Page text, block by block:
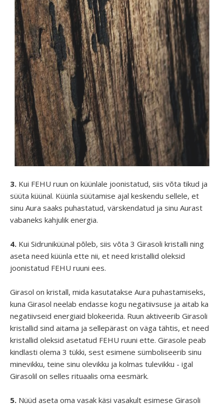
3. Kui FEHU ruun on küünlale joonistatud, siis võta tikud ja
süüta küünal. Küünla süütamise ajal keskendu sellele, et
sinu Aura saaks puhastatud, värskendatud ja sinu Aurast
vabaneks kahjulik energia.
4. Kui Sidruniküünal põleb, siis võta 3 Girasoli kristalli ning
aseta need küünla ette nii, et need kristallid oleksid
joonistatud FEHU ruuni ees.
Girasol on kristall, mida kasutatakse Aura puhastamiseks,
kuna Girasol neelab endasse kogu negatiivsuse ja aitab ka
negatiivseid energiaid blokeerida. Ruun aktiveerib Girasoli
kristallid sind aitama ja sellepärast on väga tähtis, et need
kristallid oleksid asetatud FEHU ruuni ette. Girasole peab
kindlasti olema 3 tükki, sest esimene sümboliseerib sinu
minevikku, teine sinu olevikku ja kolmas tulevikku - igal
Girasolil on selles rituaalis oma eesmärk.
5. Nüüd aseta oma vasak käsi vasakult esimese Girasoli